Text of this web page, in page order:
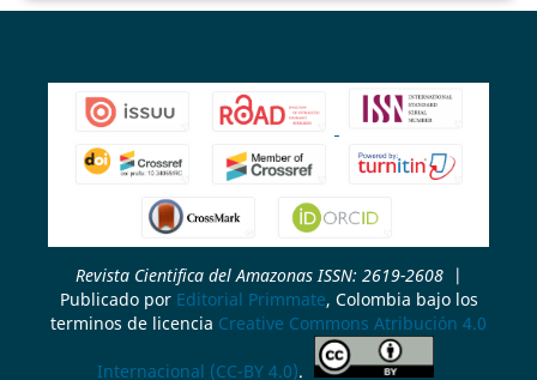
Revista Cientifica del Amazonas ISSN: 2619-2608|
Publicado por Editorial Primmate, Colombia bajo los
terminos de licencia Creative Commons Atribución 4.0
Internacional (CC-BY 4.0).